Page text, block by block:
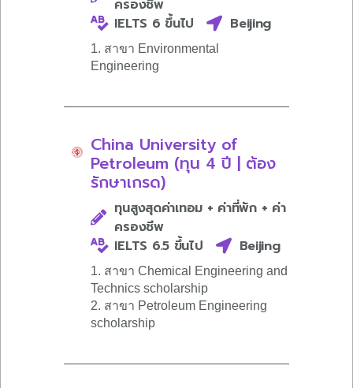
ครองชีพ
IELTS 6 ขึ้นไป
Beijing
1. สาขา Environmental
Engineering
China University of
Petroleum (ทุน 4 ปี | ต้อง
รักษาเกรด)
ทุนสูงสุดค่าเทอม + ค่าที่พัก + ค่า
ครองชีพ
IELTS 6.5 ขึ้นไป
Beijing
1. สาขา Chemical Engineering and
Technics scholarship
2. สาขา Petroleum Engineering
scholarship